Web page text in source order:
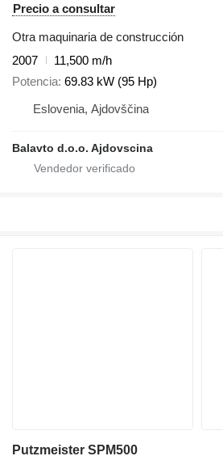
Precio a consultar
Otra maquinaria de construcción
2007
11,500 m/h
Potencia 69.83 kW (95 Hp)
Eslovenia, Ajdovščina
Balavto d.o.o. Ajdovscina
Putzmeister SPM500